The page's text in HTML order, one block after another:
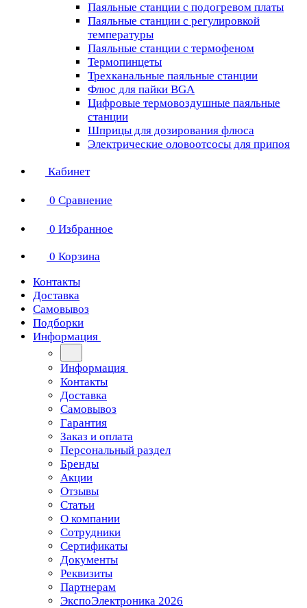
Паяльные станции с подогревом платы
Паяльные станции с регулировкой
температуры
Паяльные станции с термофеном
Термопинцеты
Трехканальные паяльные станции
Флюс для пайки BGA
Цифровые термовоздушные паяльные
станции
Шприцы для дозирования флюса
Электрические оловоотсосы для припоя
Кабинет
0 Сравнение
0 Избранное
0 Корзина
Контакты
Доставка
Самовывоз
Подборки
Информация
Информация
Контакты
Доставка
Самовывоз
Гарантия
Заказ и оплата
Персональный раздел
Бренды
Акции
Отзывы
Статьи
О компании
Сотрудники
Сертификаты
Документы
Реквизиты
Партнерам
ЭкспоЭлектроника 2026